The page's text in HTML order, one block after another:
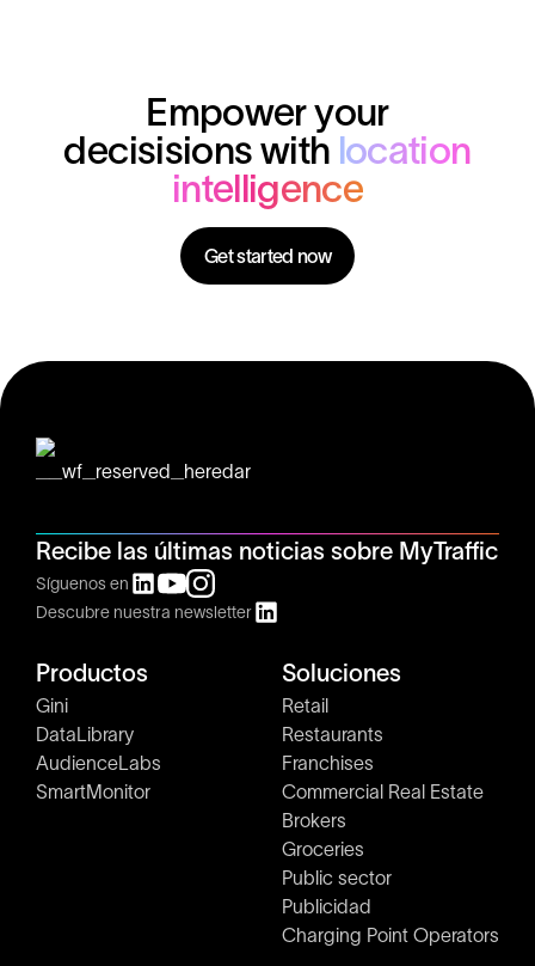
Empower your
decisisions with location
intelligence
Get started now
Recibe las últimas noticias sobre MyTraffic
Síguenos en
Descubre nuestra newsletter
Productos
Gini
DataLibrary
AudienceLabs
SmartMonitor
Soluciones
Retail
Restaurants
Franchises
Commercial Real Estate
Brokers
Groceries
Public sector
Publicidad
Charging Point Operators